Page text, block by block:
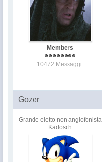
Members
10472 Messaggi:
Gozer
Grande eletto non anglofonista
Kadosch